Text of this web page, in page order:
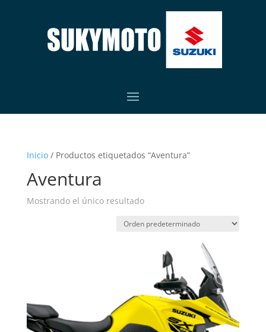
Inicio/ Productos etiquetados “Aventura”
Aventura
Mostrando el único resultado